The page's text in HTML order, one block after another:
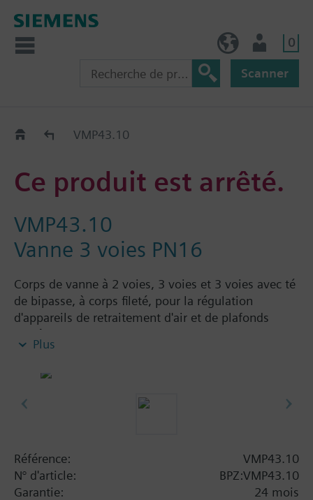
0
Scanner
Old2NewVMP43.10
Ce produit est arrêté.
VMP43.10
Vanne 3 voies PN16
Corps de vanne à 2 voies, 3 voies et 3 voies avec té
de bipasse, à corps fileté, pour la régulation
d'appareils de retraitement d'air et de plafonds
rafraîchissants. Avec garniture interne en acier fin et
ressort de rappel de 300 N pour pression de
Fluides admissibles : eau (selon VDE 2035), max.
Note: VMP43.. Valves may only be used as mixing
or 2-port valves, not as diverting valves.
Plus
Référence:
VMP43.10
N° d'article:
BPZ:VMP43.10
Garantie:
24 mois